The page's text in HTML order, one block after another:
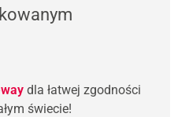
dla łatwej zgodności
świecie!